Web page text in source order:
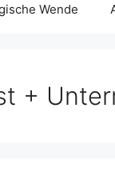
Wende
+